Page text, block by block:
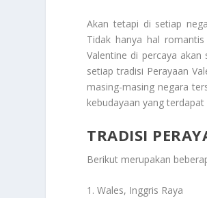
Akan tetapi di setiap
Tidak hanya hal
Valentine di percaya
setiap tradisi Perayaan
masing-masing negara
kebudayaan yang
TRADISI
Berikut merupakan
1. Wales, Inggris Raya